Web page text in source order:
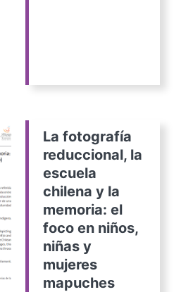
La fotografía
reduccional, la
escuela
chilena y la
memoria: el
foco en niños,
niñas y
mujeres
mapuches